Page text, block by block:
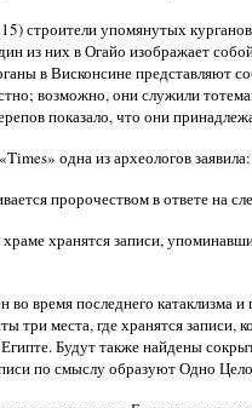
строители упомянутых
из них в Огайо изображает
в Висконсине представляют
возможно, они служили
показало, что они
одна из археологов
пророчеством в ответе на
хранятся записи,
время последнего катаклизма
три места, где хранятся
Будут также найдены
по смыслу образуют Одно